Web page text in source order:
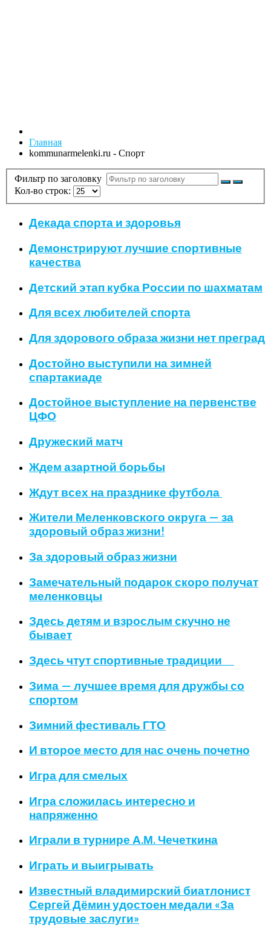
Главная
kommunarmelenki.ru - Спорт
Фильтр по заголовку
Кол-во строк:
Декада спорта и здоровья
Демонстрируют лучшие спортивные
качества
Детский этап кубка России по шахматам
Для всех любителей спорта
Для здорового образа жизни нет преград
Достойно выступили на зимней
спартакиаде
Достойное выступление на первенстве
ЦФО
Дружеский матч
Ждем азартной борьбы
Ждут всех на празднике футбола
Жители Меленковского округа — за
здоровый образ жизни!
За здоровый образ жизни
Замечательный подарок скоро получат
меленковцы
Здесь детям и взрослым скучно не
бывает
Здесь чтут спортивные традиции
Зима — лучшее время для дружбы со
спортом
Зимний фестиваль ГТО
И второе место для нас очень почетно
Игра для смелых
Игра сложилась интересно и
напряженно
Играли в турнире А.М. Чечеткина
Играть и выигрывать
Известный владимирский биатлонист
Сергей Дёмин удостоен медали «За
трудовые заслуги»